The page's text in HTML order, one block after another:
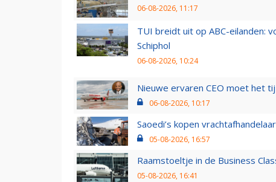
06-08-2026, 11:17
TUI breidt uit op ABC-eilanden:
Schiphol
06-08-2026, 10:24
Nieuwe ervaren CEO moet het
06-08-2026, 10:17
Saoedi’s kopen
05-08-2026, 16:57
Raamstoeltje in de Business
05-08-2026, 16:41